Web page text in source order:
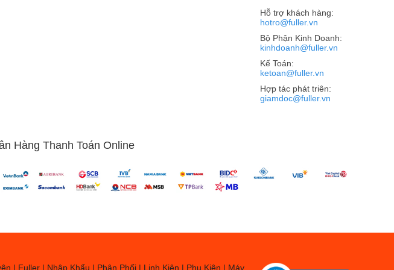
có phải tốt nhất hay không. Hãy cùng điểm nhanh qua một số tiêu chí sau đây:
trang trí, thể hiện phần nào tính cách của người dùng. Đây cũng là một lý do khiến các
hơn. Hay thiết kế pin rời kém sang đã biến mất, thay vào đó là pin liền nguyên khối
Hỗ trợ khách hàng:
hotro@fuller.vn
Bộ Phận Kinh Doanh:
kinhdoanh@fuller.vn
Kế Toán:
ketoan@fuller.vn
Hợp tác phát triên:
giamdoc@fuller.vn
Hàng Thanh Toán Online
| Fuller | Nhập Khẩu | Phân Phối | Linh Kiện | Phụ Kiện | Máy